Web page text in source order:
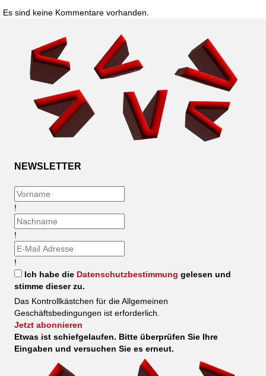
Es sind keine Kommentare vorhanden.
NEWSLETTER
!
!
!
Ich habe die Datenschutzbestimmung gelesen und
stimme dieser zu.
Das Kontrollkästchen für die Allgemeinen
Geschäftsbedingungen ist erforderlich.
Jetzt abonnieren
Etwas ist schiefgelaufen. Bitte überprüfen Sie Ihre
Eingaben und versuchen Sie es erneut.